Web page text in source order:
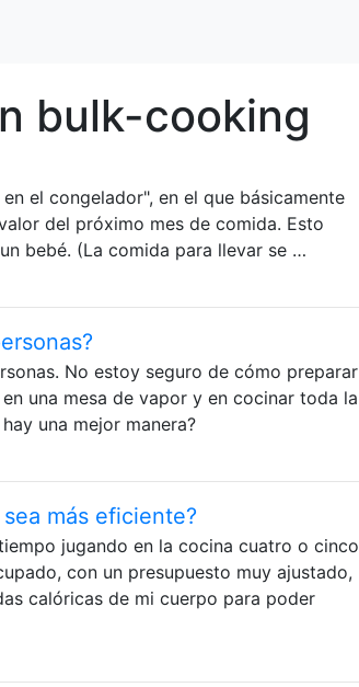
bulk-cooking
el congelador", en el que básicamente
del próximo mes de comida. Esto
bebé. (La comida para llevar se …
No estoy seguro de cómo preparar
una mesa de vapor y en cocinar toda la
una mejor manera?
más eficiente?
jugando en la cocina cuatro o cinco
con un presupuesto muy ajustado,
calóricas de mi cuerpo para poder